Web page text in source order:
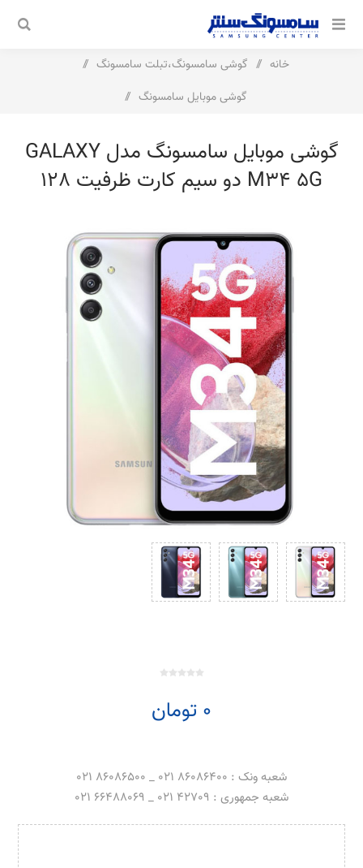
خانه / گوشی سامسونگ،تبلت سامسونگ
/
گوشی موبایل سامسونگ
/
128 گیگابایت و رم 8 گیگابایت
گوشی موبایل سامسونگ مدل GALAXY
M34 5G دو سیم کارت ظرفیت 128
0 تومان
شعبه ونک : 86086400 021 _ 86086500 021
شعبه جمهوری : 42709 021 _ 66488069 021